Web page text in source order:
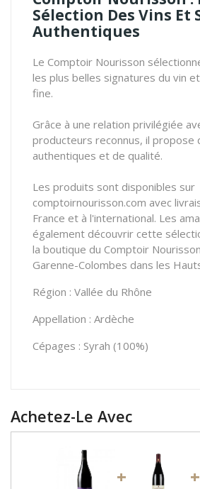
Sélection Des Vins Et
Authentiques
Le Comptoir Nourisson
les plus belles signatures du vin
fine.
Grâce à une relation privilégiée
producteurs reconnus, il propose
authentiques et de qualité.
Les produits sont disponibles sur
comptoirnourisson.com avec
France et à l'international. Les
également découvrir cette
la boutique du Comptoir
Garenne-Colombes dans les
Région : Vallée du Rhône
Appellation : Ardèche
Cépages : Syrah (100%)
Achetez-Le Avec
+ +